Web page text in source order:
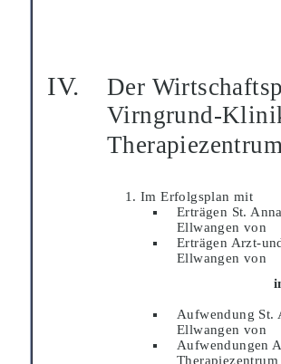
Der
Virngrund-
Im Erfolgsplan mit
Erträgen St.
Ellwangen von
Erträgen Arzt-
Ellwangen von
Aufwendung
Ellwangen von
Aufwendungen